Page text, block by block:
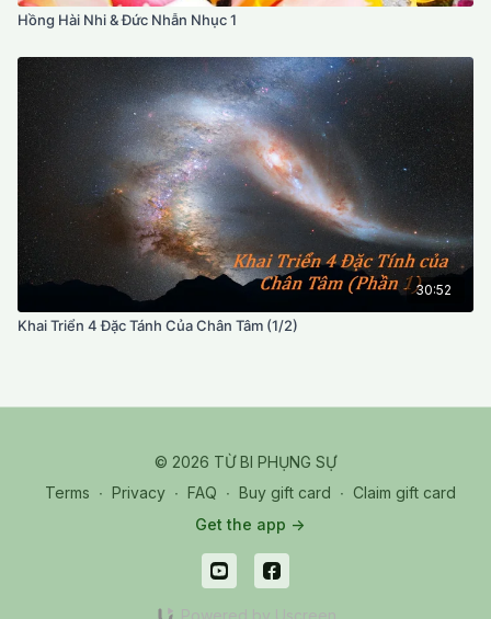
Hồng Hài Nhi & Đức Nhẫn Nhục 1
30:52
Khai Triển 4 Đặc Tánh Của Chân Tâm (1/2)
© 2026 TỪ BI PHỤNG SỰ
Terms ∙ Privacy ∙ FAQ ∙ Buy gift card ∙ Claim gift card
Get the app ->
Powered by Uscreen